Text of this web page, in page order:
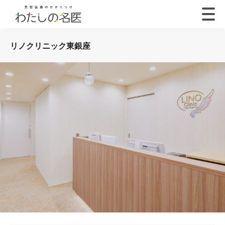
リノクリニック東銀座